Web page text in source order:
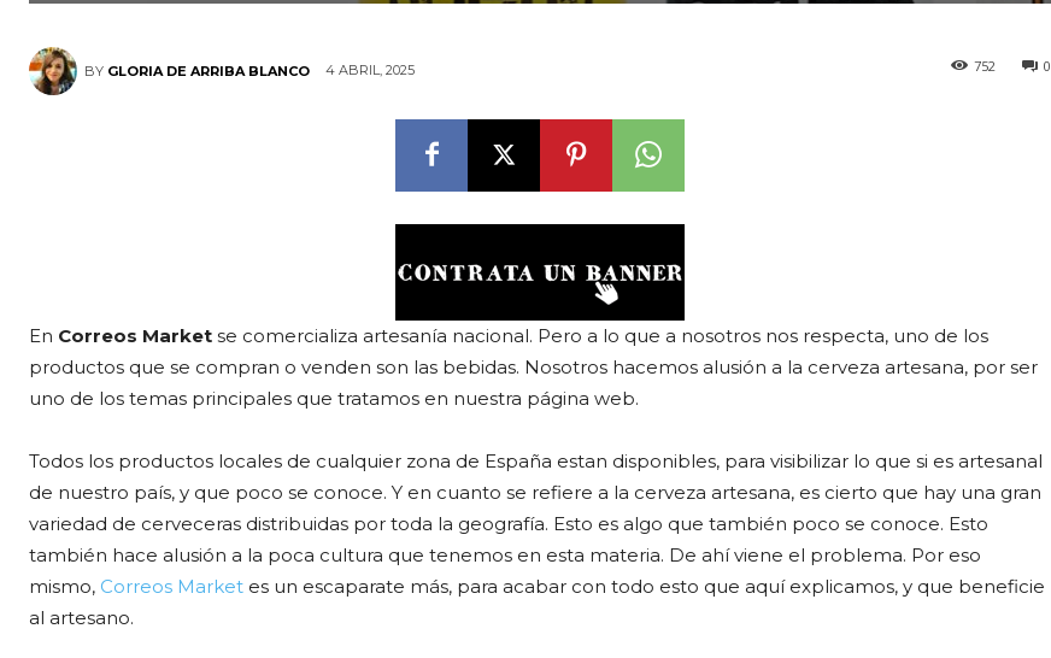
BY GLORIA DE ARRIBA BLANCO 4 ABRIL, 2025 0
752
En Correos Market se comercializa artesanía nacional. Pero a lo que a nosotros nos respecta, uno de los
productos que se compran o venden son las bebidas. Nosotros hacemos alusión a la cerveza artesana, por ser
uno de los temas principales que tratamos en nuestra página web.
Todos los productos locales de cualquier zona de España estan disponibles, para visibilizar lo que si es artesanal
de nuestro país, y que poco se conoce. Y en cuanto se refiere a la cerveza artesana, es cierto que hay una gran
variedad de cerveceras distribuidas por toda la geografía. Esto es algo que también poco se conoce. Esto
también hace alusión a la poca cultura que tenemos en esta materia. De ahí viene el problema. Por eso
mismo, Correos Market es un escaparate más, para acabar con todo esto que aquí explicamos, y que beneficie
al artesano.